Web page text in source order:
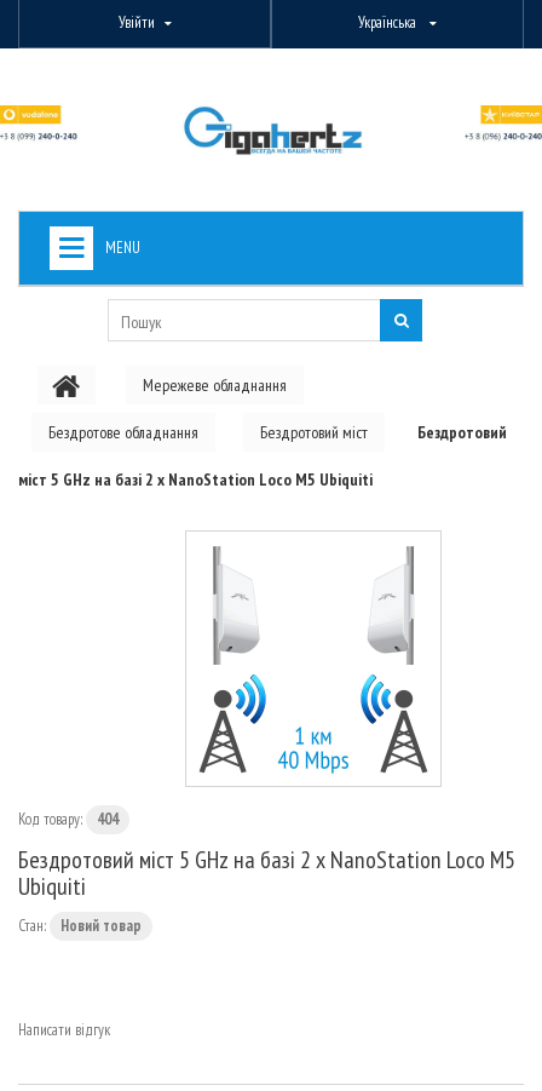
Увійти Українська
MENU
PON ОБЛАДНАННЯ
Мережеве обладнання
Бездротове обладнання Бездротовий міст Бездротовий
міст 5 GHz на базі 2 x NanoStation Loco M5 Ubiquiti
Код товару: 404
Бездротовий міст 5 GHz на базі 2 x NanoStation Loco M5
Ubiquiti
Стан: Новий товар
Написати відгук